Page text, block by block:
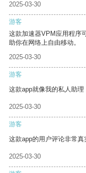
2025-03-30
游客
这款加速器VPM应用程序
助你在网络上自由移动。
2025-03-30
游客
这款app就像我的私人助理
2025-03-30
游客
这款app的用户评论非常真
2025-03-30